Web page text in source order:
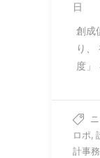
日
創成
り、
度」
ロポ,
計事